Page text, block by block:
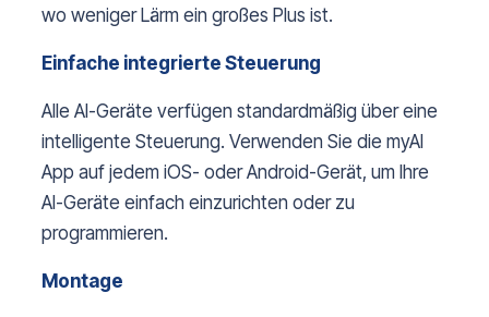
wo weniger Lärm ein großes Plus ist.
Einfache integrierte Steuerung
Alle AI-Geräte verfügen standardmäßig über eine
intelligente Steuerung. Verwenden Sie die myAI
App auf jedem iOS- oder Android-Gerät, um Ihre
AI-Geräte einfach einzurichten oder zu
programmieren.
Montage